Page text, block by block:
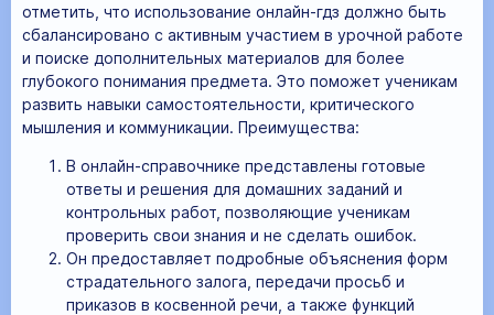
отметить, что использование онлайн-гдз должно быть
сбалансировано с активным участием в урочной работе
и поиске дополнительных материалов для более
глубокого понимания предмета. Это поможет ученикам
развить навыки самостоятельности, критического
мышления и коммуникации. Преимущества:
В онлайн-справочнике представлены готовые
ответы и решения для домашних заданий и
контрольных работ, позволяющие ученикам
проверить свои знания и не сделать ошибок.
Он предоставляет подробные объяснения форм
страдательного залога, передачи просьб и
приказов в косвенной речи, а также функций